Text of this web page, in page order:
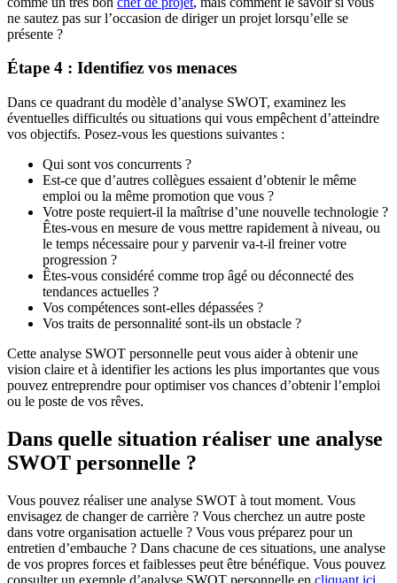
ne sautez pas sur l’occasion de diriger un projet lorsqu’elle se
présente ?
Étape 4 : Identifiez vos menaces
Dans ce quadrant du modèle d’analyse SWOT, examinez les
éventuelles difficultés ou situations qui vous empêchent d’atteindre
vos objectifs. Posez-vous les questions suivantes :
Qui sont vos concurrents ?
Est-ce que d’autres collègues essaient d’obtenir le même
emploi ou la même promotion que vous ?
Votre poste requiert-il la maîtrise d’une nouvelle technologie ?
Êtes-vous en mesure de vous mettre rapidement à niveau, ou
le temps nécessaire pour y parvenir va-t-il freiner votre
progression ?
Êtes-vous considéré comme trop âgé ou déconnecté des
tendances actuelles ?
Vos compétences sont-elles dépassées ?
Vos traits de personnalité sont-ils un obstacle ?
Cette analyse SWOT personnelle peut vous aider à obtenir une
vision claire et à identifier les actions les plus importantes que vous
pouvez entreprendre pour optimiser vos chances d’obtenir l’emploi
ou le poste de vos rêves.
Dans quelle situation réaliser une analyse
SWOT personnelle ?
Vous pouvez réaliser une analyse SWOT à tout moment. Vous
envisagez de changer de carrière ? Vous cherchez un autre poste
dans votre organisation actuelle ? Vous vous préparez pour un
entretien d’embauche ? Dans chacune de ces situations, une analyse
de vos propres forces et faiblesses peut être bénéfique. Vous pouvez
consulter un exemple d’analyse SWOT personnelle en cliquant ici